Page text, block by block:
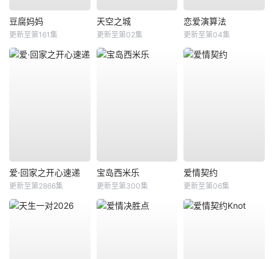
豆腐妈妈
更新至第161集
天空之城
更新至第02集
恋爱演算法
更新至第04集
爱·回家之开心速递
更新至第2866集
宝岛西米乐
更新至第300集
爱情契约
更新至第06集